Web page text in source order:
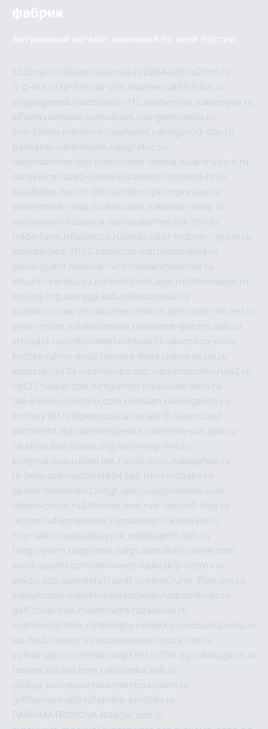
фабрик
Актуальный каталог компаний по всей России
133chel.ru13autor-kolonka.ru2864420.ru2rich.ru
3-d-file.ru3d-file.rua-cdc.ruaalse.rua380club.ru
airgungames.ruaccounts-112.ruadler-jun.ruadonyev.ru
alfeihavsalnassr.rualtaipant.ruargentinamia.ru
aria-family.ruarkrym.ruashanet.rubelgorod-day.ru
bankaribi.rubandamn.rubigfatcc.ru
blagodarenie-spb.ruborodino-media.rucard-voice.ru
cardvoice.ruzed-online.ruzvonitut.ruzebra-tlt.ru
zarafshan.ruyork-life.ruvintovoykompressor.ru
vladivostok-map.ruvlknrussia.ruwasabi-shop.ru
webamator.ruzaryna.ruyoutubefree.rux-ton.ru
trade-farm.rutajuncos.rutaksu.rutor-lyubov-i-grom.ru
spayderhed-2022.rusplclub.rustoppamedia.ru
snow-guard.ruslovar-ivrit.rucleanmedicine.ru
shkurki-karakulya.rukanotiforet.spb.rututmassage.ru
ecolog.org.rupraga.spb.rufalcorussia.ru
autodoctorservis.rukamertondom.spb.ru net-life.net.ru
avto-vozim.rusakhcamera.rualliance-electro.spb.ru
stroyavt.rucontrolweb1.rutdsak74.rukinzozo-ru.ru
kvotka.ru iron-snab.rucosta-bella.rueugrus.pp.ru
associaciya39.ruprimexpo.spb.rubezmorchin.ru ia2.ru
cpt21.ru ispecspb.ru regahost.rukolosok-elita.ru
tae-kwon.ruconsrio.com.ru insiam.ruavegainfo.ru
archery161.rubigencyclica.ruvlast16.rukorru.net
sarmiento.spb.suextelopedia.ru lammin-suo.spb.ru
iskatour.spb.rusnpi.org.ru running-line.ru
krygeva-spa.ruchel.net.ru rust-loco.rudugshop.ru
hl-beta.spb.ruschool494.spb.ru mymubaby.ru
epoha-metalband.ru ngr.spb.ru rusgosnews.com
dieselvostok.ru24hostel.msk.ruw-dev.ruf-ship.ru
regsmi.rufilmnetwork.ru malinasp.rukinosvin.ru
h2o-salon.ru malutkayork.rudeltaprim.spb.ru
tango-perm.rugooddir.rusgv.su multiki-online.com
webkrasotki.comcherinvest.rudetskiy-ostrov.ru
ankou.spb.rualvesta1.rupdf-creator.ru nix-files.org.ru
sakhatoday.ruelektrikersymboler.rusputnikyes.ru
golf2club.msk.ruaeforums.ruzallclub.ru
multimodal.msk.ru habaigry.ru haikko.rusobakopedia.ru
isz-fest.ruewnc.infoscreensaver-clock.net.ru
volnav.spb.rucomnat.ru npf.net.ru7bit.pp.rukalugatur.ru
tesiaes.rucard.com.rukazanka.spb.ru
gildiya-kuznecov.rukameryboavision.ru
griffoncom.spb.rufabrika-emotsiy.ru
PARK-MATROSOVA.RUagat.spb.ru